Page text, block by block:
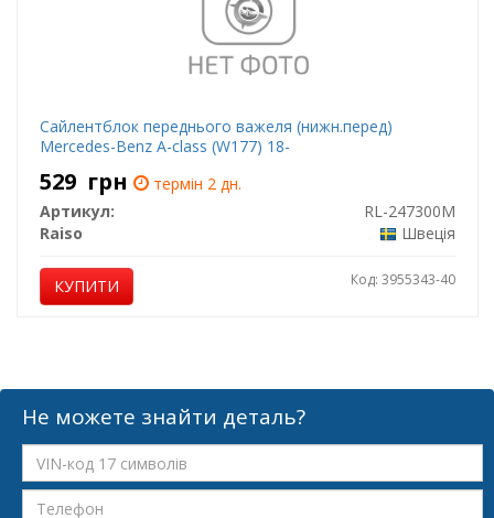
Сайлентблок переднього важеля (нижн.перед)
Mercedes-Benz A-class (W177) 18-
529 грн
термін 2 дн.
Артикул:
RL-247300M
Raiso
Швеція
КУПИТИ Код: 3955343-40
Не можете знайти деталь?